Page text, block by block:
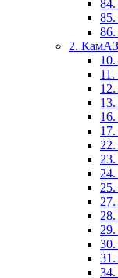
2. КамАЗ